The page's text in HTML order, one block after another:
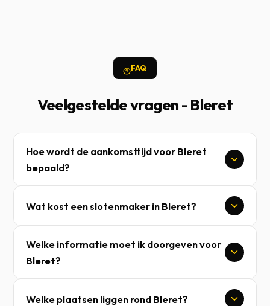
FAQ
Veelgestelde vragen - Bleret
Hoe wordt de aankomsttijd voor Bleret
bepaald?
Wat kost een slotenmaker in Bleret?
Welke informatie moet ik doorgeven voor
Bleret?
Welke plaatsen liggen rond Bleret?